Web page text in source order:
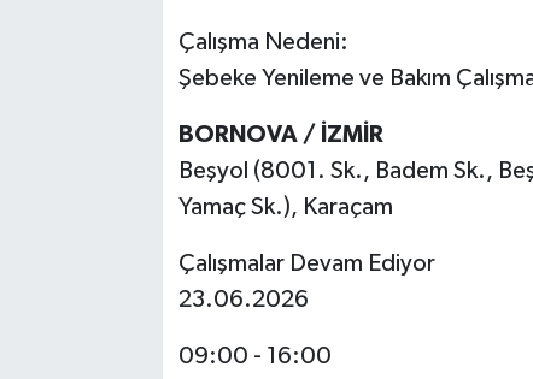
Çalışma Nedeni:
Şebeke Yenileme ve Bakım
BORNOVA / İZMİR
Beşyol (8001. Sk., Badem Sk.,
Yamaç Sk.), Karaçam
Çalışmalar Devam Ediyor
23.06.2026
09:00 - 16:00